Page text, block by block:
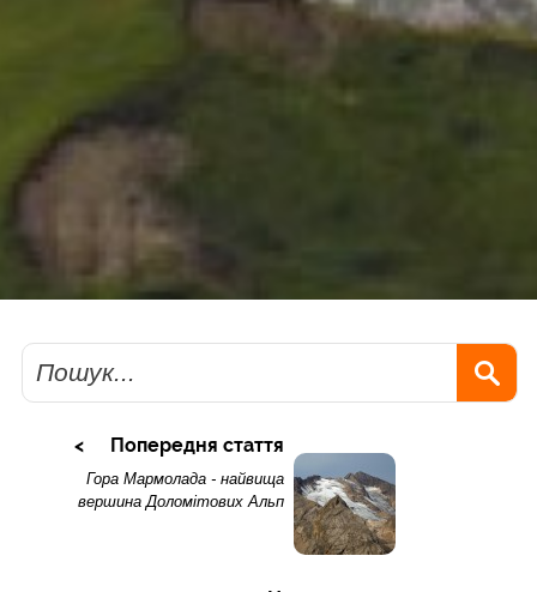
Пошук
Попередня стаття
Гора Мармолада - найвища
вершина Доломітових Альп